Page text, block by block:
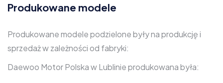
Produkowane modele
Produkowane modele podzielone były na produkcję i
sprzedaż w zależności od fabryki:
Daewoo Motor Polska w Lublinie produkowana była: